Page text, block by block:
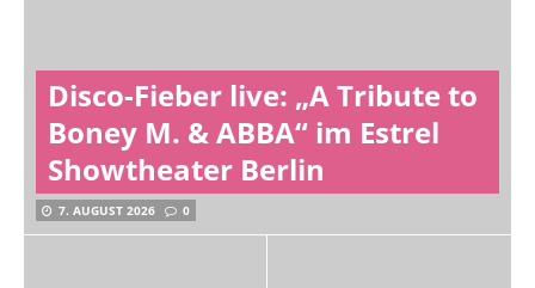
Disco-Fieber live: „A Tribute to
Boney M. & ABBA“ im Estrel
Showtheater Berlin
7. AUGUST 2026 0